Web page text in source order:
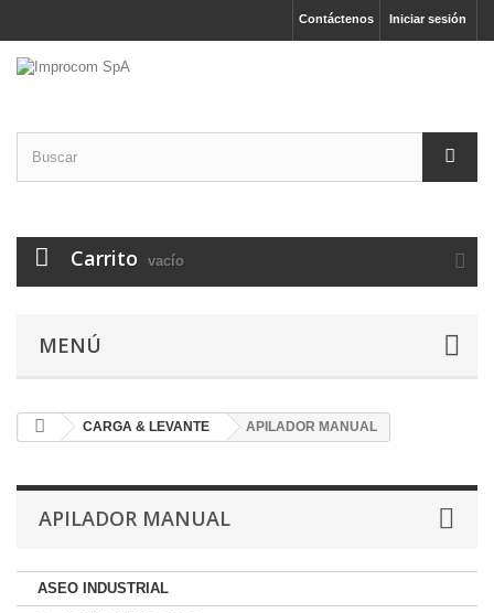
Iniciar sesión
Contáctenos
Carrito vacío
MENÚ
CARGA & LEVANTE APILADOR MANUAL
APILADOR MANUAL
ASEO INDUSTRIAL